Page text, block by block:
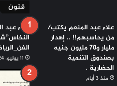
علاء عبد المنعم يكتب/
من يحاسبهم!! .. إهدار
مليار و٧٠ مليون جنيه
بصندوق التنمية
الحضارية .
منذ 3 أيام
فنون
علاء عبد
11 يوليو، 2024